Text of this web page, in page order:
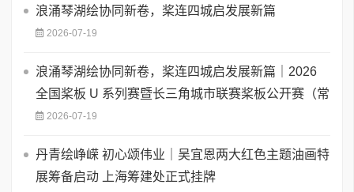
浪涌琴湖绘协同新卷，桨连四城启发展新篇
2026-07-19
浪涌琴湖绘协同新卷，桨连四城启发展新篇｜2026
全国桨板 U 系列赛暨长三角城市联赛桨板公开赛（常
2026-07-19
丹青绘峥嵘 初心颂伟业｜吴宜恩两大红色主题油画特
展筹备启动 上海筹建处正式挂牌